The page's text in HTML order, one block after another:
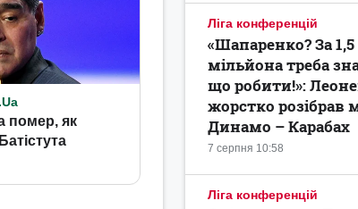
Ліга конференцій
7 серпня 10:58
«Шапаренко? За 1,5
мільйона треба
що робити!»:
жорстко розібрав
Динамо – Карабах
Ліга конференцій